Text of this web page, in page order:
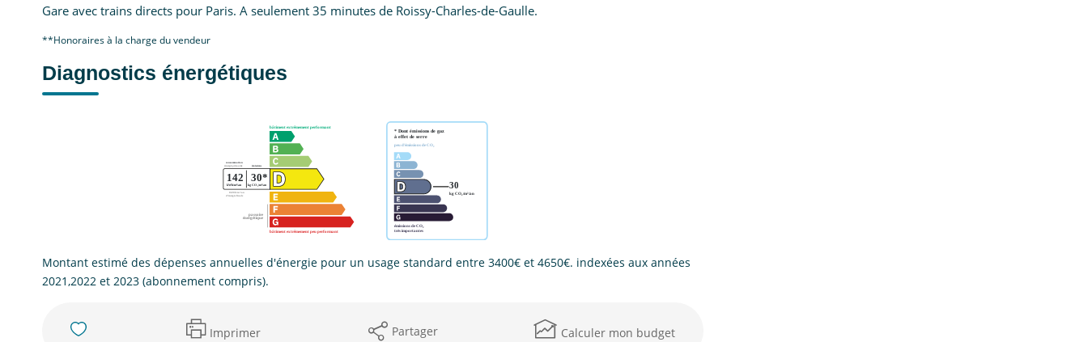
Gare avec trains directs pour Paris. A seulement 35 minutes de Roissy-Charles-de-Gaulle.
**Honoraires à la charge du vendeur
Diagnostics énergétiques
Montant estimé des dépenses annuelles d'énergie pour un usage standard entre 3400€ et 4650€. indexées aux années
2021,2022 et 2023 (abonnement compris).
Imprimer Partager Calculer mon budget